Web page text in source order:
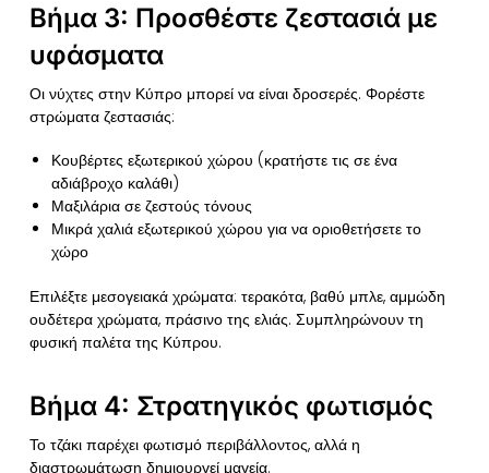
Βήμα 3: Προσθέστε ζεστασιά με
υφάσματα
Οι νύχτες στην Κύπρο μπορεί να είναι δροσερές. Φορέστε
στρώματα ζεστασιάς:
Κουβέρτες εξωτερικού χώρου (κρατήστε τις σε ένα
αδιάβροχο καλάθι)
Μαξιλάρια σε ζεστούς τόνους
Μικρά χαλιά εξωτερικού χώρου για να οριοθετήσετε το
χώρο
Επιλέξτε μεσογειακά χρώματα: τερακότα, βαθύ μπλε, αμμώδη
ουδέτερα χρώματα, πράσινο της ελιάς. Συμπληρώνουν τη
φυσική παλέτα της Κύπρου.
Βήμα 4: Στρατηγικός φωτισμός
Το τζάκι παρέχει φωτισμό περιβάλλοντος, αλλά η
διαστρωμάτωση δημιουργεί μαγεία.